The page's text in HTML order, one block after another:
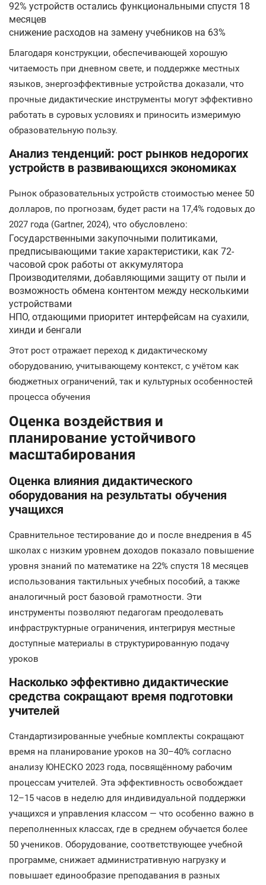
92% устройств остались функциональными спустя 18
месяцев
снижение расходов на замену учебников на 63%
Благодаря конструкции, обеспечивающей хорошую
читаемость при дневном свете, и поддержке местных
языков, энергоэффективные устройства доказали, что
прочные дидактические инструменты могут эффективно
работать в суровых условиях и приносить измеримую
образовательную пользу.
Анализ тенденций: рост рынков недорогих
устройств в развивающихся экономиках
Рынок образовательных устройств стоимостью менее 50
долларов, по прогнозам, будет расти на 17,4% годовых до
2027 года (Gartner, 2024), что обусловлено:
Государственными закупочными политиками,
предписывающими такие характеристики, как 72-
часовой срок работы от аккумулятора
Производителями, добавляющими защиту от пыли и
возможность обмена контентом между несколькими
устройствами
НПО, отдающими приоритет интерфейсам на суахили,
хинди и бенгали
Этот рост отражает переход к дидактическому
оборудованию, учитывающему контекст, с учётом как
бюджетных ограничений, так и культурных особенностей
процесса обучения
Оценка воздействия и
планирование устойчивого
масштабирования
Оценка влияния дидактического
оборудования на результаты обучения
учащихся
Сравнительное тестирование до и после внедрения в 45
школах с низким уровнем доходов показало повышение
уровня знаний по математике на 22% спустя 18 месяцев
использования тактильных учебных пособий, а также
аналогичный рост базовой грамотности. Эти
инструменты позволяют педагогам преодолевать
инфраструктурные ограничения, интегрируя местные
доступные материалы в структурированную подачу
уроков
Насколько эффективно дидактические
средства сокращают время подготовки
учителей
Стандартизированные учебные комплекты сокращают
время на планирование уроков на 30–40% согласно
анализу ЮНЕСКО 2023 года, посвящённому рабочим
процессам учителей. Эта эффективность освобождает
12–15 часов в неделю для индивидуальной поддержки
учащихся и управления классом — что особенно важно в
переполненных классах, где в среднем обучается более
50 учеников. Оборудование, соответствующее учебной
программе, снижает административную нагрузку и
повышает единообразие преподавания в разных